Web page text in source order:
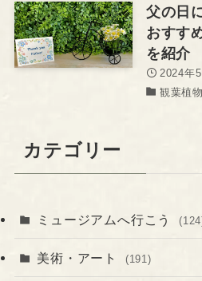
父の日
おすす
を紹介
2024年
観葉植
カテゴリー
ミュージアムへ行こう
美術・アート (191)